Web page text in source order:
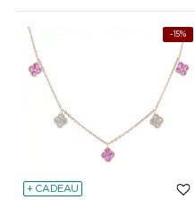
-15%
+ CADEAU